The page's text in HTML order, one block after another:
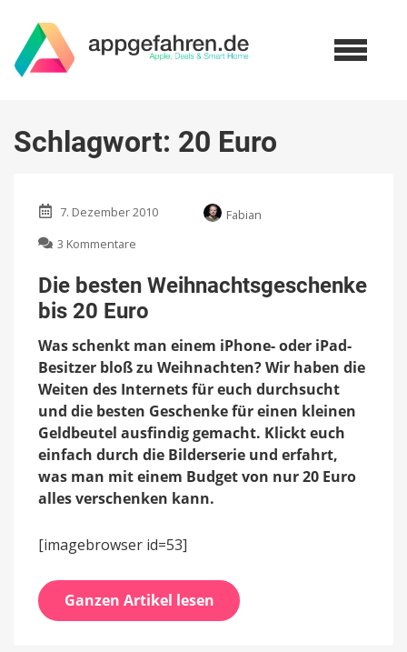
Schlagwort: 20 Euro
7. Dezember 2010
Fabian
3 Kommentare
besten
Weihnachtsgeschenke
bis
Euro
Die besten Weihnachtsgeschenke
bis 20 Euro
Was schenkt man einem iPhone- oder iPad-
Besitzer bloß zu Weihnachten? Wir haben die
Weiten des Internets für euch durchsucht
und die besten Geschenke für einen kleinen
Geldbeutel ausfindig gemacht. Klickt euch
einfach durch die Bilderserie und erfahrt,
was man mit einem Budget von nur 20 Euro
alles verschenken kann.
[imagebrowser id=53]
Ganzen Artikel lesen